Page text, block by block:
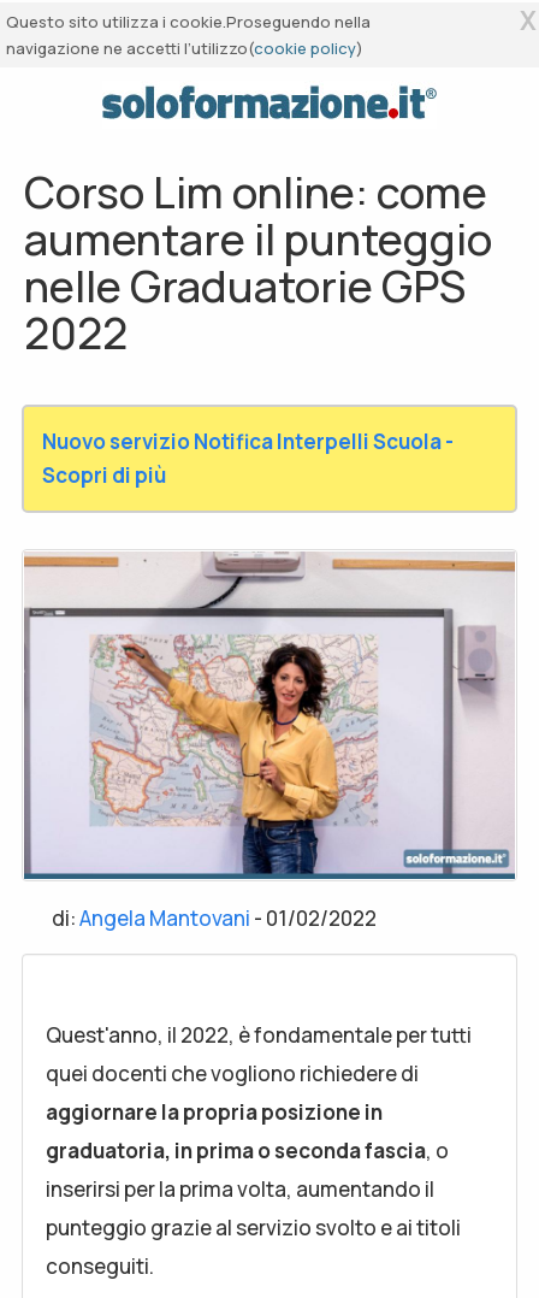
Questo sito utilizza i cookie.Proseguendo nella
navigazione ne accetti l’utilizzo(cookie policy)
X
Corso Lim online: come
aumentare il punteggio
nelle Graduatorie GPS
2022
Nuovo servizio Notifica Interpelli Scuola -
Scopri di più
di:Angela Mantovani - 01/02/2022
Quest'anno, il 2022, è fondamentale per tutti
quei docenti che vogliono richiedere di
aggiornare la propria posizione in
graduatoria, in prima o seconda fascia, o
inserirsi per la prima volta, aumentando il
punteggio grazie al servizio svolto e ai titoli
conseguiti.